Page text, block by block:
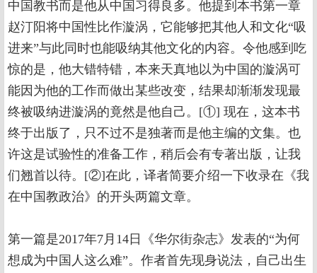
中国教书而是他从中国习得良多。他提到本书第一章
赵汀阳将中国性比作漩涡，它能够把其他人和文化“吸
进来”与此同时也能吸纳其他文化的内容。令他感到吃
惊的是，他大错特错，本来天真地以为中国的漩涡可
能因为他的工作而做出某些改变，结果却渐渐发现最
终被吸纳进漩涡的竟然是他自己。[①] 现在，这本书
终于出版了，只不过不是独著而是他主编的文集。也
许这是试验性的准备工作，稍后会有专著出版，让我
们翘首以待。[②]在此，译者简要介绍一下收录在《我
在中国教政治》的开头两篇文章。
第一篇是2017年7月14日《华尔街杂志》发表的“为何
想成为中国人这么难”。作者首先现身说法，自己出生